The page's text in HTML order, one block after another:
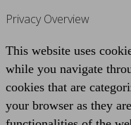
Privacy Overview
This website uses
while you navigate
cookies that are
your browser as they